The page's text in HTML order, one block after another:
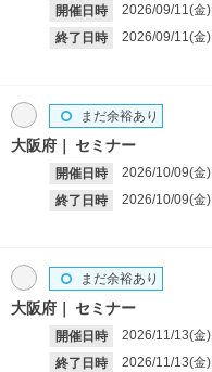
開催日時 2026/09/11(金)
終了日時
2026/09/11(金)
大阪府 セミナー
開催日時 2026/10/09(金)
終了日時
2026/10/09(金)
まだ余裕あり
大阪府 セミナー
開催日時 2026/11/13(金)
終了日時
2026/11/13(金)
まだ余裕あり